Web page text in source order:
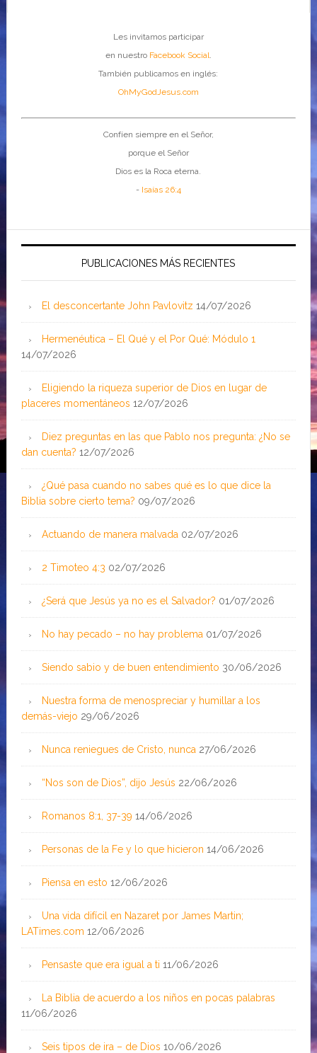
Les invitamos participar
en nuestro Facebook Social.
También publicamos en inglés:
OhMyGodJesus.com
Confíen siempre en el Señor,
porque el Señor
Dios es la Roca eterna.
- Isaías 26:4
PUBLICACIONES MÁS RECIENTES
El desconcertante John Pavlovitz 14/07/2026
Hermenéutica – El Qué y el Por Qué: Módulo 1
14/07/2026
Eligiendo la riqueza superior de Dios en lugar de
placeres momentáneos 12/07/2026
Diez preguntas en las que Pablo nos pregunta: ¿No se
dan cuenta? 12/07/2026
¿Qué pasa cuando no sabes qué es lo que dice la
Biblia sobre cierto tema? 09/07/2026
Actuando de manera malvada 02/07/2026
2 Timoteo 4:3 02/07/2026
¿Será que Jesús ya no es el Salvador? 01/07/2026
No hay pecado – no hay problema 01/07/2026
Siendo sabio y de buen entendimiento 30/06/2026
Nuestra forma de menospreciar y humillar a los
demás-viejo 29/06/2026
Nunca reniegues de Cristo, nunca 27/06/2026
“Nos son de Dios”, dijo Jesús 22/06/2026
Romanos 8:1, 37-39 14/06/2026
Personas de la Fe y lo que hicieron 14/06/2026
Piensa en esto 12/06/2026
Una vida difícil en Nazaret por James Martin;
LATimes.com 12/06/2026
Pensaste que era igual a ti 11/06/2026
La Biblia de acuerdo a los niños en pocas palabras
11/06/2026
Seis tipos de ira – de Dios 10/06/2026